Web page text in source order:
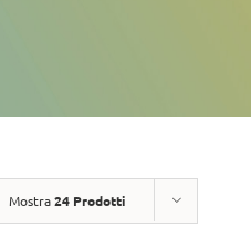
Mostra24 Prodotti